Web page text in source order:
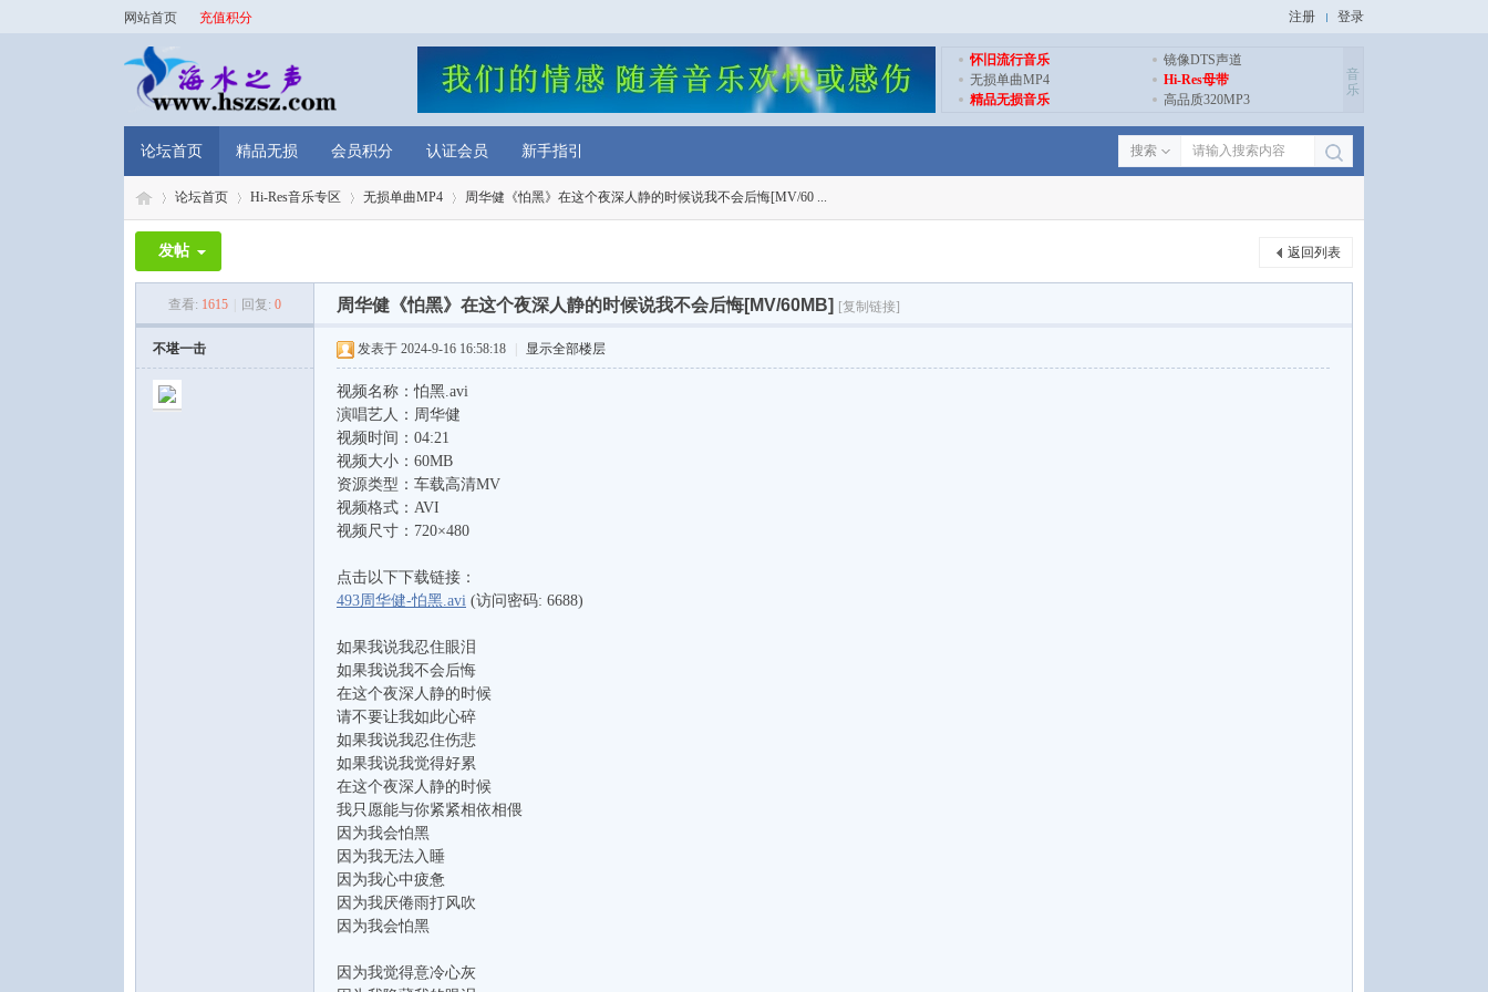
网站首页 充值积分 注册 登录
怀旧流行音乐
镜像DTS声道
无损单曲MP4
Hi-Res母带
精品无损音乐
高品质320MP3
音
乐
论坛首页 精品无损 会员积分 认证会员 新手指引 搜索
论坛首页 Hi-Res音乐专区
›
无损单曲MP4
›
周华健《怕黑》在这个夜深人静的时候说我不会后悔[MV/60 ...
返回列表
发帖
查看: 1615 回复: 0 周华健《怕黑》在这个夜深人静的时候说我不会后悔[MV/60MB] [复制链接]
不堪一击 发表于 2024-9-16 16:58:18 显示全部楼层
视频名称：怕黑.avi
演唱艺人：周华健
视频时间：04:21
视频大小：60MB
资源类型：车载高清MV
视频格式：AVI
视频尺寸：720×480
点击以下下载链接：
493周华健-怕黑.avi (访问密码: 6688)
如果我说我忍住眼泪
如果我说我不会后悔
在这个夜深人静的时候
请不要让我如此心碎
如果我说我忍住伤悲
如果我说我觉得好累
在这个夜深人静的时候
我只愿能与你紧紧相依相偎
因为我会怕黑
因为我无法入睡
因为我心中疲惫
因为我厌倦雨打风吹
因为我会怕黑
因为我觉得意冷心灰